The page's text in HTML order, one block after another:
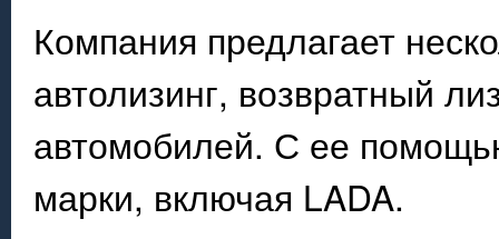
Компания предлагает
автолизинг, возвратный
автомобилей. С ее
марки, включая LADA.